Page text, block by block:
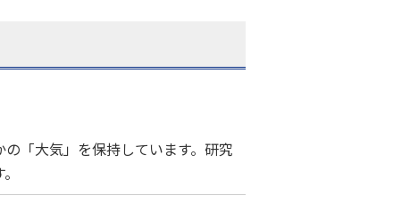
「大気」を保持しています。研究